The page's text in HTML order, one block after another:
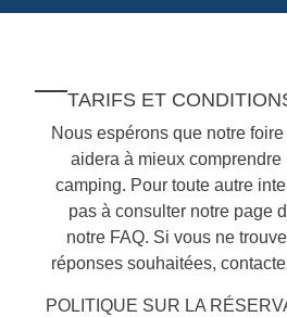
TARIFS ET
Nous espérons que notre
aidera à mieux comprendre
camping. Pour toute autre
pas à consulter notre page
notre FAQ. Si vous ne
réponses souhaitées,
POLITIQUE SUR LA